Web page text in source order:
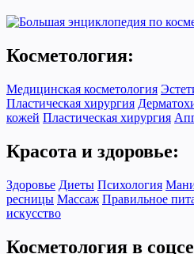
Косметология:
Медицинская косметология
Пластическая хирургия
кожей Пластическая хирургия
Красота и здоровье:
Здоровье Диеты Психология
ресницы Массаж Правильное
искусство
Косметология в